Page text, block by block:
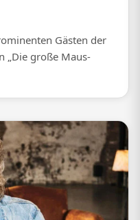
Gästen der
„Die große Maus-